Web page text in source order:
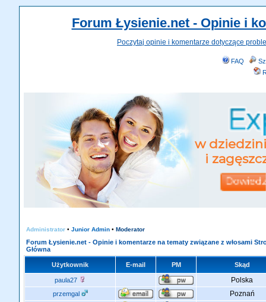
Forum Łysienie.net - Opinie i
Poczytaj opinie i komentarze dotyczące
FAQ
Administrator • Junior Admin • Moderator
Forum Łysienie.net - Opinie i komentarze na tematy związane z włosami
Główna
Użytkownik E-mail PM Skąd
paula27 Polska
przemgal Poznań